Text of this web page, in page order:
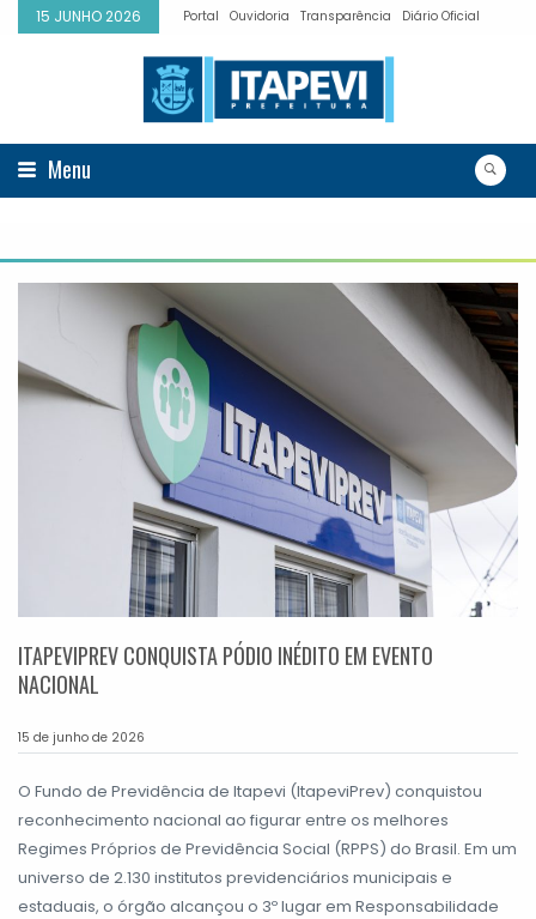
15 JUNHO 2026 Portal Ouvidoria Transparência Diário Oficial
Menu
ITAPEVIPREV CONQUISTA PÓDIO INÉDITO EM EVENTO
NACIONAL
15 de junho de 2026
O Fundo de Previdência de Itapevi (ItapeviPrev) conquistou
reconhecimento nacional ao figurar entre os melhores
Regimes Próprios de Previdência Social (RPPS) do Brasil. Em um
universo de 2.130 institutos previdenciários municipais e
estaduais, o órgão alcançou o 3º lugar em Responsabilidade